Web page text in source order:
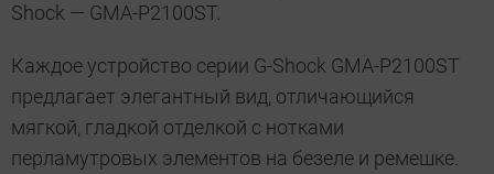
Shock — GMA-P2100ST.
Каждое устройство серии G-Shock GMA-P2100ST
предлагает элегантный вид, отличающийся
мягкой, гладкой отделкой с нотками
перламутровых элементов на безеле и ремешке.